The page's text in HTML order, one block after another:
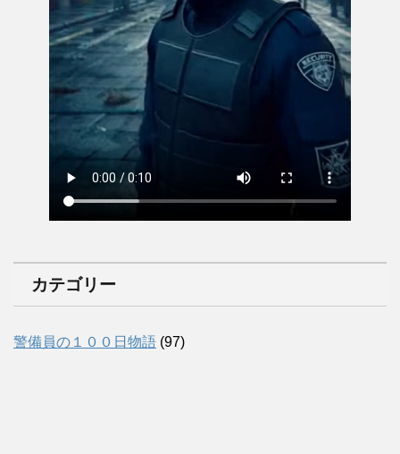
カテゴリー
警備員の１００日物語 (97)